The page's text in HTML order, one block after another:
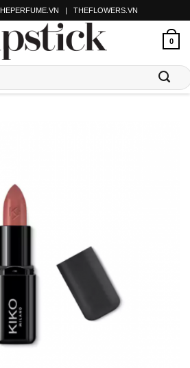
| THEFLOWERS.VN
0